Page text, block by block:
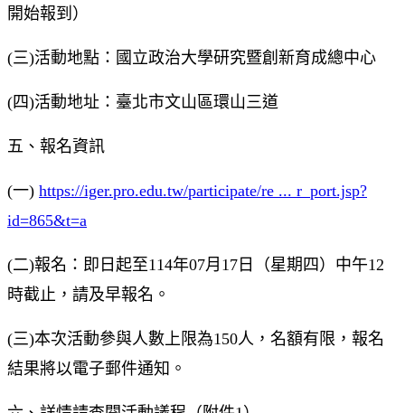
開始報到）
(三)活動地點：國立政治大學研究暨創新育成總中心
(四)活動地址：臺北市文山區環山三道
五、報名資訊
(一) https://iger.pro.edu.tw/participate/re ... r_port.jsp?
id=865&t=a
(二)報名：即日起至114年07月17日（星期四）中午12
時截止，請及早報名。
(三)本次活動參與人數上限為150人，名額有限，報名
結果將以電子郵件通知。